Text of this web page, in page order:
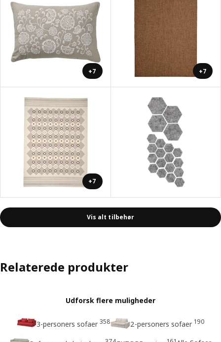
+7 +7
+7
Vis alt tilbehør
Relaterede produkter
Udforsk flere muligheder
3-personers sofaer 358 2-personers sofaer 190